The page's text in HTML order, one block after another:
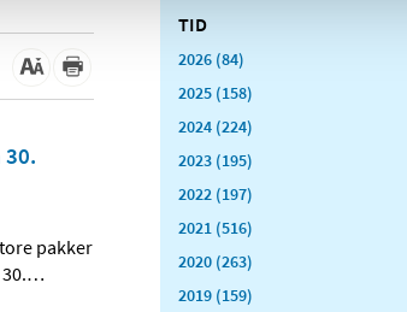
pakker
…
TID
2026 (84)
2025 (158)
2024 (224)
2023 (195)
2022 (197)
2021 (516)
2020 (263)
2019 (159)